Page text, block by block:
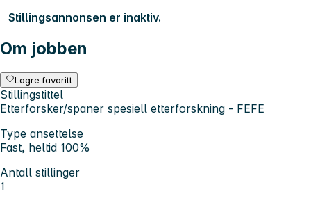
Stillingsannonsen er inaktiv.
Om jobben
Lagre favoritt
Stillingstittel
Etterforsker/spaner spesiell etterforskning - FEFE
Type ansettelse
Fast, heltid 100%
Antall stillinger
1